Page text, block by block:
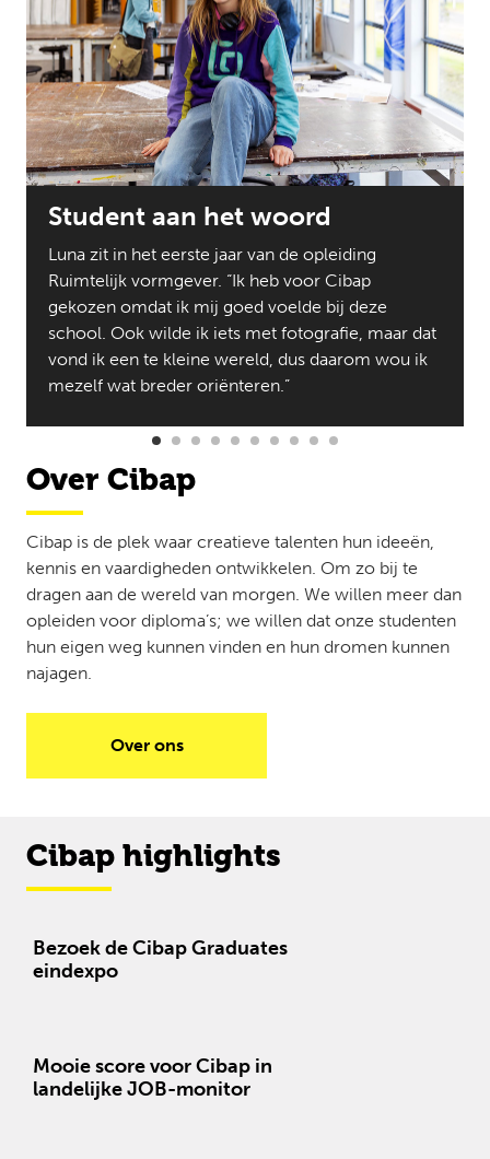
Student aan het woord
Luna zit in het eerste jaar van de opleiding
Ruimtelijk vormgever. “Ik heb voor Cibap
gekozen omdat ik mij goed voelde bij deze
school. Ook wilde ik iets met fotografie, maar dat
vond ik een te kleine wereld, dus daarom wou ik
mezelf wat breder oriënteren.”
Over Cibap
Cibap is de plek waar creatieve talenten hun ideeën,
kennis en vaardigheden ontwikkelen. Om zo bij te
dragen aan de wereld van morgen. We willen meer dan
opleiden voor diploma’s; we willen dat onze studenten
hun eigen weg kunnen vinden en hun dromen kunnen
najagen.
Over ons
Cibap highlights
Bezoek de Cibap Graduates
eindexpo
Mooie score voor Cibap in
landelijke JOB-monitor